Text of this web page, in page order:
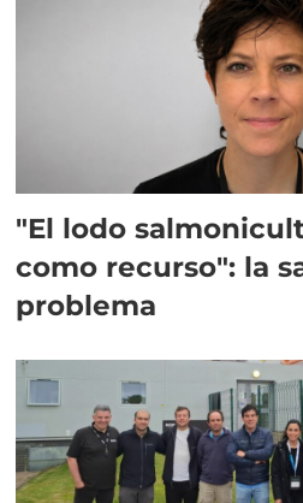
"El lodo
como recurso": la
problema